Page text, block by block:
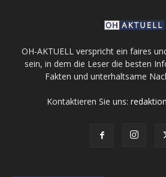
OH-AKTUELL verspricht ein faires
sein, in dem die Leser die besten
Fakten und unterhaltsame
Kontaktieren Sie uns: